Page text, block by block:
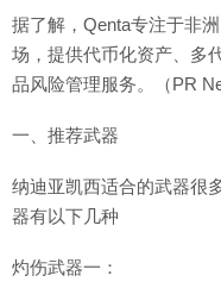
据了解，Qenta专注于非
场，提供代币化资产、多
品风险管理服务。（PR
一、推荐武器
纳迪亚凯西适合的武器很
器有以下几种
灼伤武器一：